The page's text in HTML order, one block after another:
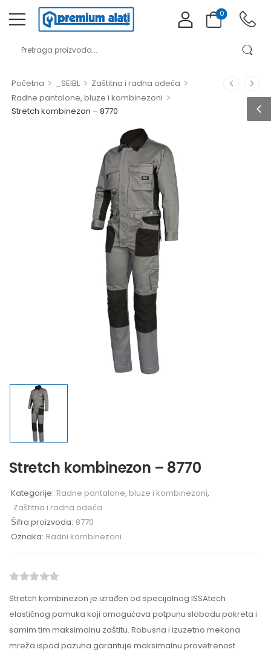
0
Početna > _SEIBL > Zaštitna i radna odeća >
Radne pantalone, bluze i kombinezoni >
Stretch kombinezon – 8770
Stretch kombinezon – 8770
Kategorije: Radne pantalone, bluze i kombinezoni,
Zaštitna i radna odeća
Šifra proizvoda: 8770
Oznaka: Radni kombinezoni
Stretch kombinezon je izrađen od specijalnog ISSAtech
elastičnog pamuka koji omogućava potpunu slobodu pokreta i
samim tim maksimalnu zaštitu. Robusna i izuzetno mekana
mreža ispod pazuha garantuje maksimalnu provetrenost